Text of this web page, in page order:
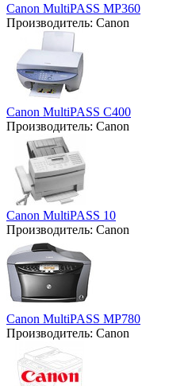
Canon MultiPASS MP360
Производитель: Canon
Canon MultiPASS C400
Производитель: Canon
Canon MultiPASS 10
Производитель: Canon
Canon MultiPASS MP780
Производитель: Canon